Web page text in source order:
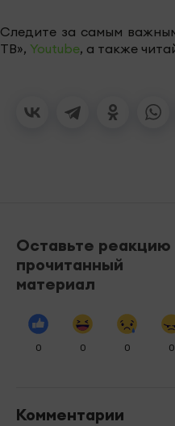
Следите за самым
ТВ», Youtube, а также
Оставьте реакцию
прочитанный
материал
0 0 0 0
Комментарии